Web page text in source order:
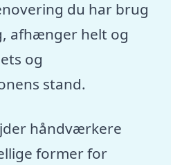
du har brug
afhænger helt og
og
stand.
håndværkere
former for